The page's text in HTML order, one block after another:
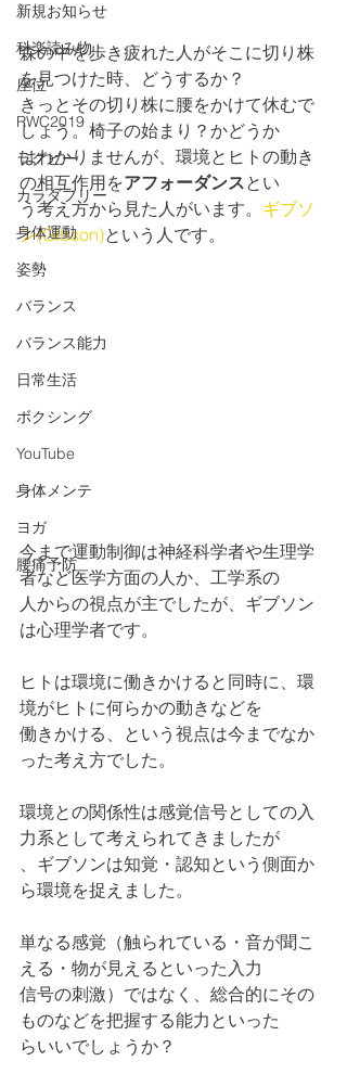
新規お知らせ
科楽読み物
座位
RWC2019
ラグビー
カラダフリー
身体運動
姿勢
バランス
バランス能力
日常生活
ボクシング
YouTube
身体メンテ
ヨガ
腰痛予防
森の中を歩き疲れた人がそこに切り株
を見つけた時、どうするか？
きっとその切り株に腰をかけて休むで
しょう。椅子の始まり？かどうか
はわかりませんが、環境とヒトの動き
の相互作用をアフォーダンスとい
う考え方から見た人がいます。 ギブソ
ン(Gibson)という人です。
今まで運動制御は神経科学者や生理学
者など医学方面の人か、工学系の
人からの視点が主でしたが、ギブソン
は心理学者です。
ヒトは環境に働きかけると同時に、環
境がヒトに何らかの動きなどを
働きかける、という視点は今までなか
った考え方でした。
環境との関係性は感覚信号としての入
力系として考えられてきましたが
、ギブソンは知覚・認知という側面か
ら環境を捉えました。
単なる感覚（触られている・音が聞こ
える・物が見えるといった入力
信号の刺激）ではなく、総合的にその
ものなどを把握する能力といった
らいいでしょうか？